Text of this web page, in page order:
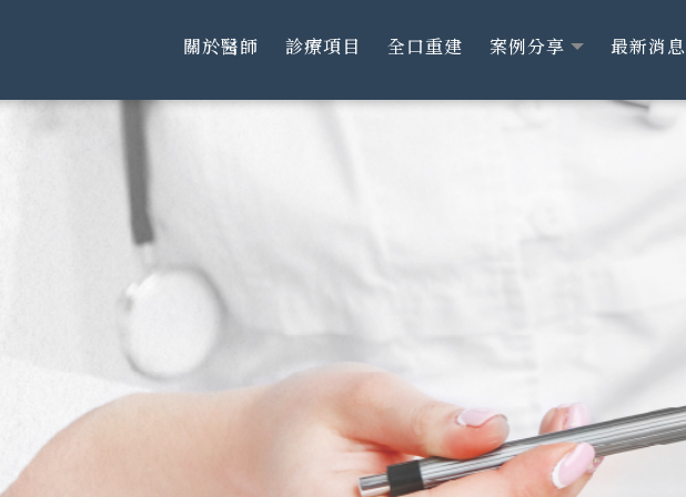
關於醫師 診療項目 全口重建 案例分享 最新消息